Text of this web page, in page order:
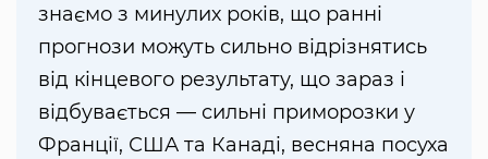
знаємо з минулих років, що ранні
прогнози можуть сильно відрізнятись
від кінцевого результату, що зараз і
відбувається — сильні приморозки у
Франції, США та Канаді, весняна посуха